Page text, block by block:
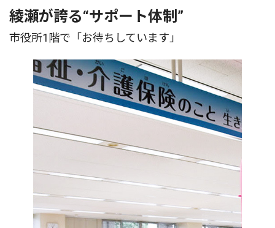
綾瀬が誇る“サポート体制”
市役所1階で「お待ちしています」